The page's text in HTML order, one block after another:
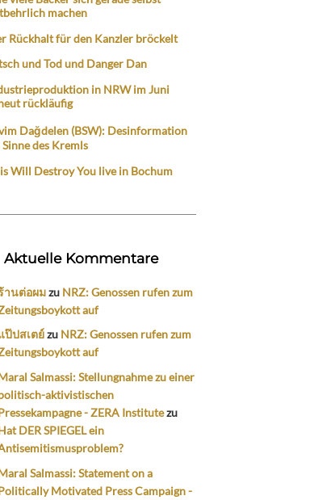
machen
Rückhalt für den Kanzler bröckelt
und Tod und Danger Dan
in NRW im Juni
rückläufig
Dağdelen (BSW): Desinformation
Sinne des Kremls
Will Destroy You live in Bochum
Aktuelle Kommentare
านต่อผมzu NRZ: Genossen rufen zum
auf
ป๊ปสเตย์zu NRZ: Genossen rufen zum
auf
Salmassi: Stellungnahme zu einer
aktivistischen
- ZERA Institutezu
DER SPIEGEL ein
Salmassi: Statement on a
Motivated Press Campaign -